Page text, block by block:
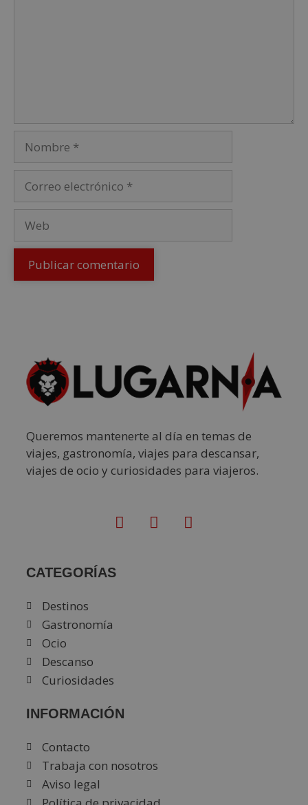
Queremos mantenerte al día en temas de
viajes, gastronomía, viajes para descansar,
viajes de ocio y curiosidades para viajeros.
CATEGORÍAS
Destinos
Gastronomía
Ocio
Descanso
Curiosidades
INFORMACIÓN
Contacto
Trabaja con nosotros
Aviso legal